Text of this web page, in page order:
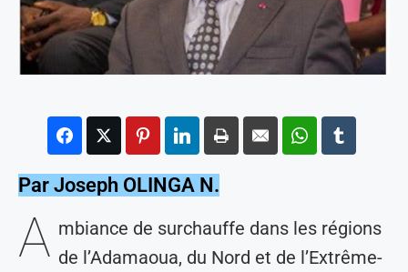
Par Joseph OLINGA N.
A mbiance de surchauffe dans les régions
de l’Adamaoua, du Nord et de l’Extrême-